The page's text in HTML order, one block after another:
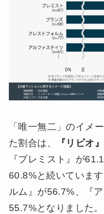
「唯一無二」のイメ
た割合は、
『リビオ
『プレミスト』が
60.8%と続いていま
ルム』が56.7%、『
55.7%となりました。